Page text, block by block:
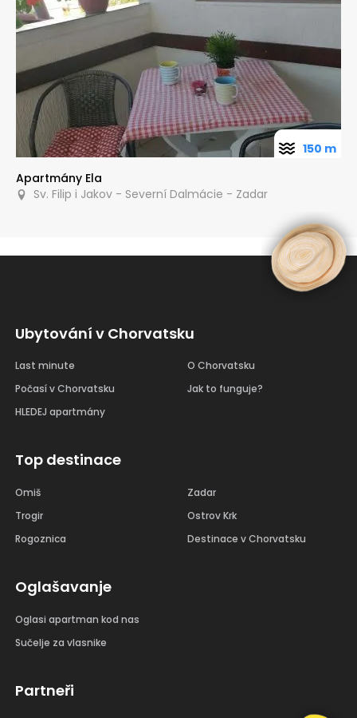
Apartmány Ela
Sv. Filip i Jakov - Severní Dalmácie - Zadar
150 m
Ubytování v Chorvatsku
Last minute
Počasí v Chorvatsku
HLEDEJ apartmány
O Chorvatsku
Jak to funguje?
Top destinace
Omiš
Trogir
Rogoznica
Zadar
Ostrov Krk
Destinace v Chorvatsku
Oglašavanje
Oglasi apartman kod nas
Sučelje za vlasnike
Partneři